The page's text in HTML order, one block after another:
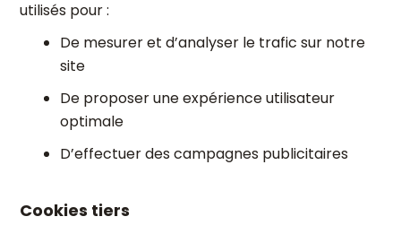
utilisés pour :
De mesurer et d’analyser le trafic sur notre
site
De proposer une expérience utilisateur
optimale
D’effectuer des campagnes publicitaires
Cookies tiers